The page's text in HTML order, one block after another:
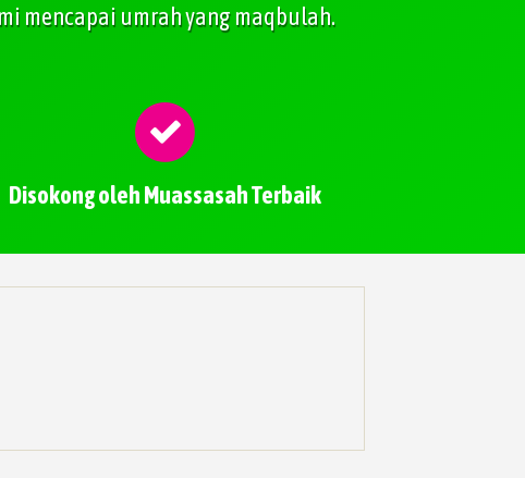
mencapai umrah yang maqbulah.
Disokong oleh Muassasah Terbaik